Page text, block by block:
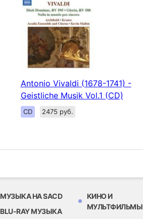
Antonio Vivaldi (1678-1741) -
Geistliche Musik Vol.1 (CD)
CD 2475 руб.
МУЗЫКА НА SACD
BLU-RAY МУЗЫКА
КИНО И
МУЛЬТФИЛЬМЫ